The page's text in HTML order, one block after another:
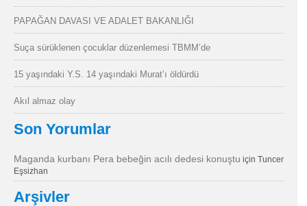
PAPAĞAN DAVASI VE ADALET BAKANLIĞI
Suça sürüklenen çocuklar düzenlemesi TBMM’de
15 yaşındaki Y.S. 14 yaşındaki Murat’ı öldürdü
Akıl almaz olay
Son Yorumlar
Maganda kurbanı Pera bebeğin acılı dedesi konuştu için Tuncer
Eşsizhan
Arşivler